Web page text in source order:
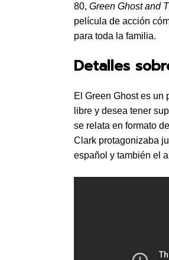
80, Green Ghost and
película de acción
para toda la familia.
Detalles
El Green Ghost es un
libre y desea tener
se relata en formato
Clark protagonizaba
español y también el